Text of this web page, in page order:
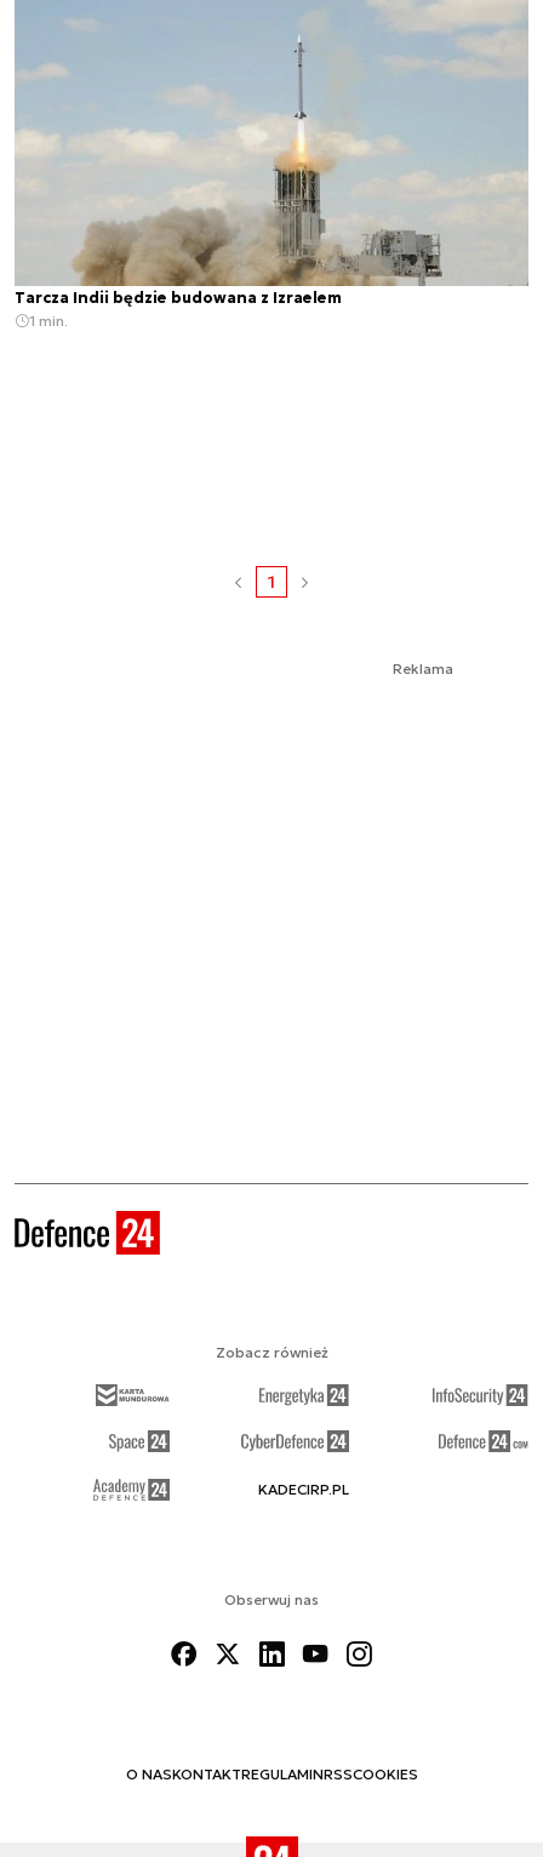
Tarcza Indii będzie budowana z Izraelem
1 min.
1
Reklama
Obserwuj nas
O NASKONTAKTREGULAMINRSSCOOKIES
Zobacz również
KADECIRP.PL